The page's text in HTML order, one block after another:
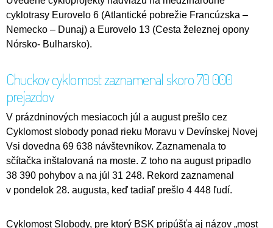
cyklotrasy Eurovelo 6 (Atlantické pobrežie Francúzska –
Nemecko – Dunaj) a Eurovelo 13 (Cesta železnej opony
Nórsko- Bulharsko).
Chuckov cyklomost zaznamenal skoro 70 000
prejazdov
V prázdninových mesiacoch júl a august prešlo cez
Cyklomost slobody ponad rieku Moravu v Devínskej Novej
Vsi dovedna 69 638 návštevníkov. Zaznamenala to
sčítačka inštalovaná na moste. Z toho na august pripadlo
38 390 pohybov a na júl 31 248. Rekord zaznamenal
v pondelok 28. augusta, keď tadiaľ prešlo 4 448 ľudí.
Cyklomost Slobody, pre ktorý BSK pripúšťa aj názov „most